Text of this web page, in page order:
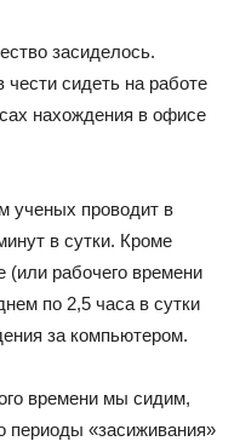
засиделось.
сидеть на работе
нахождения в офисе
ученых проводит в
в сутки. Кроме
(или рабочего времени
по 2,5 часа в сутки
за компьютером.
времени мы сидим,
периоды «засиживания»